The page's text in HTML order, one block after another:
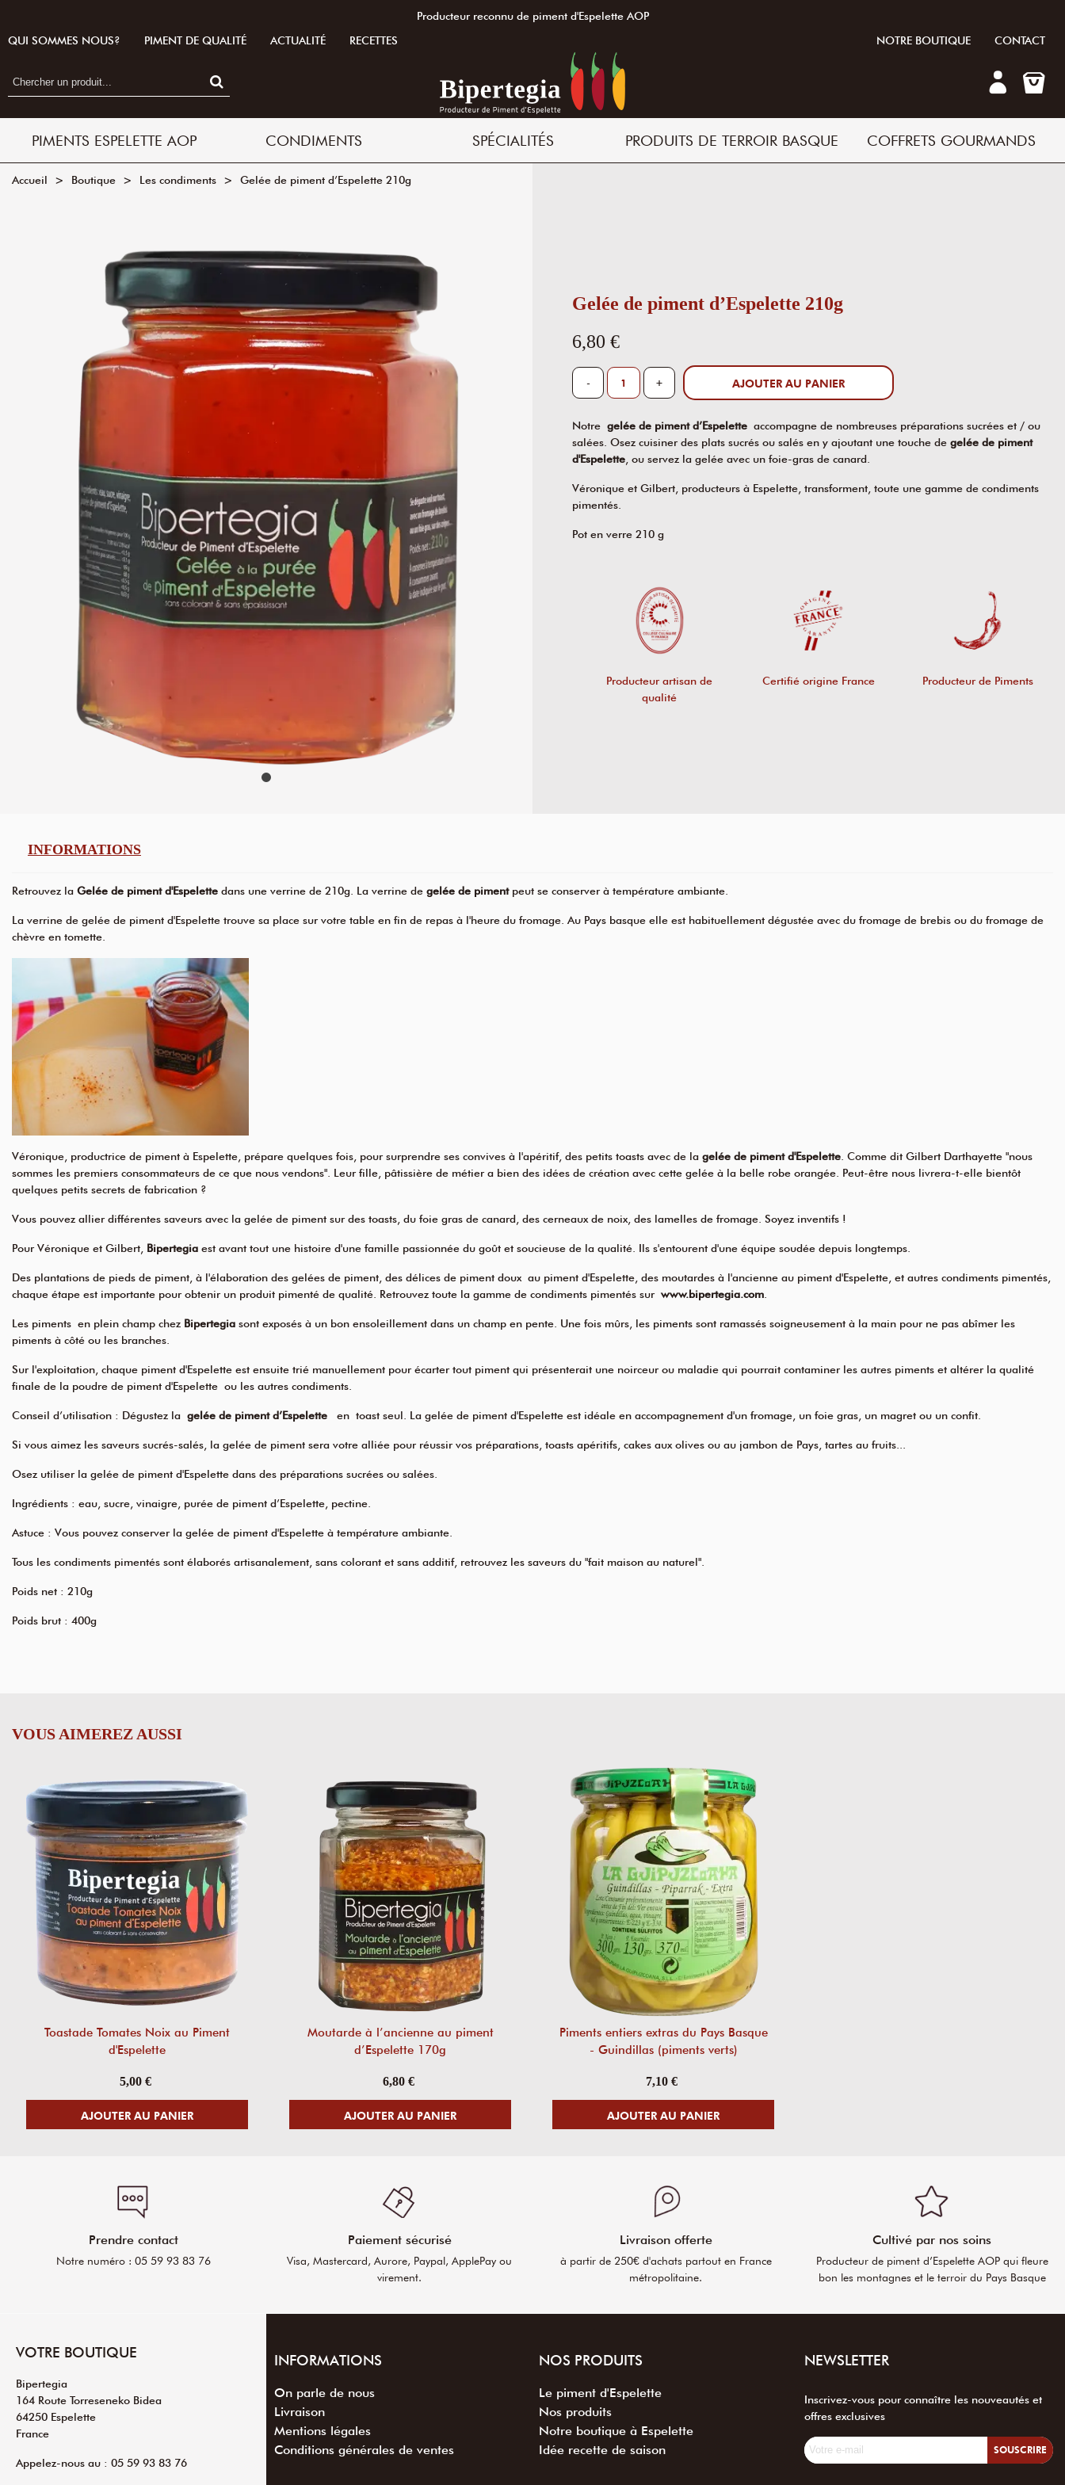
Producteur reconnu de piment d'Espelette AOP
QUI SOMMES NOUS?
PIMENT DE QUALITÉ ACTUALITÉ RECETTES NOTRE BOUTIQUE CONTACT
PIMENTS ESPELETTE AOP CONDIMENTS SPÉCIALITÉS PRODUITS DE TERROIR BASQUE COFFRETS GOURMANDS
Accueil > Boutique > Les condiments > Gelée de piment d’Espelette 210g
Gelée de piment d’Espelette 210g
6,80 €
- + AJOUTER AU PANIER
Notre gelée de piment d’Espelette accompagne de nombreuses préparations sucrées et / ou
salées. Osez cuisiner des plats sucrés ou salés en y ajoutant une touche de gelée de piment
d'Espelette , ou servez la gelée avec un foie-gras de canard.
Véronique et Gilbert, producteurs à Espelette, transforment, toute une gamme de condiments
pimentés.
Pot en verre 210 g
Producteur artisan de
qualité
Certifié origine France Producteur de Piments
INFORMATIONS
Retrouvez la Gelée de piment d'Espelette dans une verrine de 210g. La verrine de gelée de pimentpeut se conserver à température ambiante.
La verrine de gelée de piment d'Espelette trouve sa place sur votre table en fin de repas à l'heure du fromage. Au Pays basque elle est habituellement dégustée avec du fromage de brebis ou du fromage de
chèvre en tomette.
Véronique, productrice de piment à Espelette, prépare quelques fois, pour surprendre ses convives à l'apéritif, des petits toasts avec de la gelée de piment d'Espelette . Comme dit Gilbert Darthayette "nous
sommes les premiers consommateurs de ce que nous vendons". Leur fille, pâtissière de métier a bien des idées de création avec cette gelée à la belle robe orangée. Peut-être nous livrera-t-elle bientôt
quelques petits secrets de fabrication ?
Vous pouvez allier différentes saveurs avec la gelée de piment sur des toasts, du foie gras de canard, des cerneaux de noix, des lamelles de fromage. Soyez inventifs !
Pour Véronique et Gilbert, Bipertegia est avant tout une histoire d'une famille passionnée du goût et soucieuse de la qualité. Ils s'entourent d'une équipe soudée depuis longtemps.
Des plantations de pieds de piment, à l'élaboration des gelées de piment, des délices de piment doux au piment d'Espelette, des moutardes à l'ancienne au piment d'Espelette , et autres condiments pimentés,
chaque étape est importante pour obtenir un produit pimenté de qualité. Retrouvez toute la gamme de condiments pimentés sur www.bipertegia.com
Les piments en plein champ chez Bipertegia sont exposés à un bon ensoleillement dans un champ en pente. Une fois mûrs, les piments sont ramassés soigneusement à la main pour ne pas abîmer les
piments à côté ou les branches.
Sur l'exploitation, chaque piment d'Espelette est ensuite trié manuellement pour écarter tout piment qui présenterait une noirceur ou maladie qui pourrait contaminer les autres piments et altérer la qualité
finale de la poudre de piment d'Espelette ou les autres condiments.
Conseil d’utilisation : Dégustez la gelée de piment d’Espelette en toast seul. La gelée de piment d'Espelette est idéale en accompagnement d'un fromage, un foie gras, un magret ou un confit.
Si vous aimez les saveurs sucrés-salés, la gelée de piment sera votre alliée pour réussir vos préparations, toasts apéritifs, cakes aux olives ou au jambon de Pays, tartes au fruits...
Osez utiliser la gelée de piment d'Espelette dans des préparations sucrées ou salées.
Ingrédients : eau, sucre, vinaigre, purée de piment d’Espelette, pectine.
Astuce : Vous pouvez conserver la gelée de piment d'Espelette à température ambiante.
Tous les condiments pimentés sont élaborés artisanalement, sans colorant et sans additif, retrouvez les saveurs du "fait maison au naturel".
Poids net : 210g
Poids brut : 400g
VOUS AIMEREZ AUSSI
Toastade Tomates Noix au Piment
d'Espelette
5,00 €
AJOUTER AU PANIER
Moutarde à l’ancienne au piment
d’Espelette 170g
6,80 €
AJOUTER AU PANIER
Piments entiers extras du Pays Basque
- Guindillas (piments verts)
7,10 €
AJOUTER AU PANIER
Prendre contact
Notre numéro : 05 59 93 83 76
Paiement sécurisé
Visa, Mastercard, Aurore, Paypal, ApplePay ou
virement.
Livraison offerte
à partir de 250€ d'achats partout en France
métropolitaine.
Cultivé par nos soins
Producteur de piment d’Espelette AOP qui fleure
bon les montagnes et le terroir du Pays Basque
VOTRE BOUTIQUE
Bipertegia
164 Route Torreseneko Bidea
64250 Espelette
France
Appelez-nous au : 05 59 93 83 76
INFORMATIONS
On parle de nous
Livraison
Mentions légales
Conditions générales de ventes
NOS PRODUITS
Le piment d'Espelette
Nos produits
Notre boutique à Espelette
Idée recette de saison
NEWSLETTER
Inscrivez-vous pour connaître les nouveautés et
offres exclusives
SOUSCRIRE